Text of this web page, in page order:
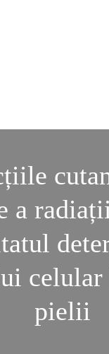
a
celular
pielii